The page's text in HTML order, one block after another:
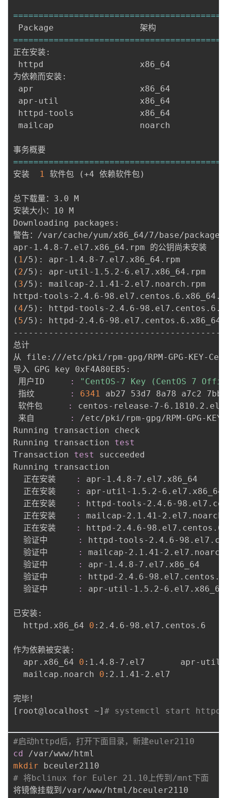
==========================================
==========================================
正在安装:
httpd
为依赖而安装:
apr
apr-util
httpd-tools
mailcap
==========================================
安装
1 软件包 (+4 依赖软件包)
总下载量：3.0 M
安装大小：10 M
Downloading packages:
警告：/var/cache/yum/x86_64/7/base/
( 1 /5 ) : apr-1.4.8-
( 2/5 ) : apr-util-
( 3/5 ) : mailcap-
(4/5 ) : httpd-tools-2.4.6-
( 5/5 ) : httpd-2.4.6-
总
从 file:///etc/pki/rpm-gpg/RPM-GPG-KEY-
导入 GPG key 0xF4A80EB5:
用户ID
:
"CentOS-7 Key (CentOS 7
指纹
: 6341
ab27 53d7 8a78 a7c2
软件包
:
centos-release-7-
来自
:
/etc/pki/rpm-gpg/RPM-GPG-KEY-
Running transaction check
Running transaction test
Transaction test
succeeded
Running transaction
  正在安装
:
apr-
  正在安装
:
apr-util-
  正在安装
:
httpd-tools-
  正在安装
:
mailcap-
  正在安装
:
httpd-
  验证中
:
httpd-tools-
  验证中
:
  验证中
:
apr-
  验证中
:
httpd-
  验证中
: apr-util-
已安装:
  httpd.x86_64
0
作为依赖被安装:
  apr.x86_64
0 :1.4.8-7.el7       apr-
  mailcap.noarch
0 :2.1.41-2.el7
[ root@localhost ~] # systemctl start httpd
#启动httpd后，打开下面目录，新建euler2110
cd
mkdir
# 将bclinux for Euler 21.10上传到/mnt下面